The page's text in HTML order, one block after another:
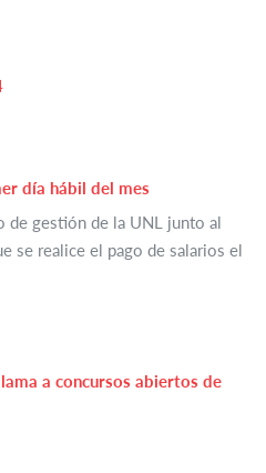
día hábil del mes
de gestión de la UNL junto al
se realice el pago de salarios el
a concursos abiertos de